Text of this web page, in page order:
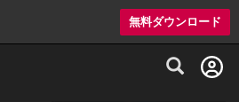
無料ダウンロード
グルメ情報・プレミアムレストラン予約